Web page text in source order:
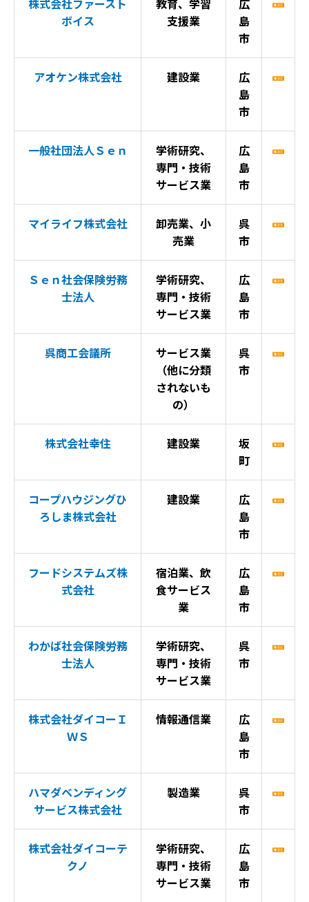
株式会社ファースト
ボイス
教育、学習
支援業
広
島
市
アオケン株式会社 建設業
広
島
市
一般社団法人Ｓｅｎ
学術研究、
専門・技術
サービス業
広
島
市
マイライフ株式会社
卸売業、小
売業
呉
市
Ｓｅｎ社会保険労務
士法人
学術研究、
専門・技術
サービス業
広
島
市
呉商工会議所
サービス業
（他に分類
されないも
の）
呉
市
株式会社幸住 建設業
坂
町
コープハウジングひ
ろしま株式会社
建設業
広
島
市
フードシステムズ株
式会社
宿泊業、飲
食サービス
業
広
島
市
わかば社会保険労務
士法人
学術研究、
専門・技術
サービス業
呉
市
株式会社ダイコーＩ
ＷＳ
情報通信業
広
島
市
ハマダベンディング
サービス株式会社
製造業
呉
市
株式会社ダイコーテ
クノ
学術研究、
専門・技術
サービス業
広
島
市